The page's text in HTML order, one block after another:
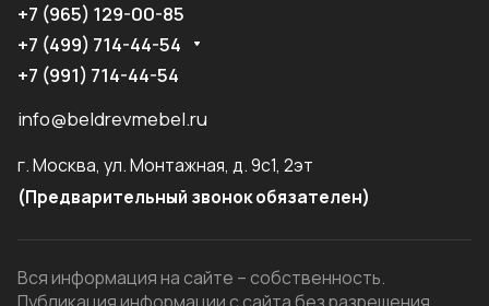
+7 (965) 129-00-85
+7 (499) 714-44-54
+7 (991) 714-44-54
info@beldrevmebel.ru
г. Москва, ул. Монтажная, д. 9с1, 2эт
(Предварительный звонок обязателен)
Вся информация на сайте – собственность.